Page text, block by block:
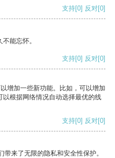
支持[0] 反对[0]
能忘怀。
支持[0] 反对[0]
增加一些新功能。比如，可以增加
根据网络情况自动选择最优的线
支持[0] 反对[0]
来了无限的隐私和安全性保护。